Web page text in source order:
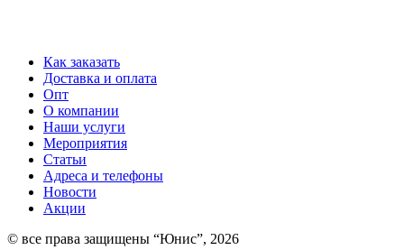
Как заказать
Доставка и оплата
Опт
О компании
Наши услуги
Мероприятия
Статьи
Адреса и телефоны
Новости
Акции
© все права защищены “Юнис”, 2026